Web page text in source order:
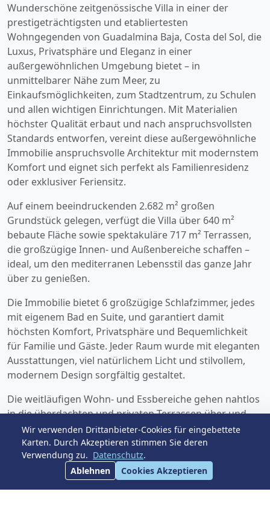
Wunderschöne zeitgenössische Villa in einer der
prestigeträchtigsten und etabliertesten
Wohngegenden von Guadalmina Baja, Costa del Sol, die
Luxus, Privatsphäre und Eleganz in einer
außergewöhnlichen Umgebung bietet – in
unmittelbarer Nähe zum Meer, zu
Einkaufsmöglichkeiten, zum Stadtzentrum, zu Schulen
und allen wichtigen Einrichtungen. Mit Materialien
höchster Qualität erbaut und nach anspruchsvollsten
Standards entworfen, vereint diese außergewöhnliche
Immobilie anspruchsvolle Architektur mit modernstem
Komfort und eignet sich perfekt als Familienresidenz
oder exklusiver Feriensitz.
Auf einem beeindruckenden 2.682 m² großen
Grundstück gelegen, verfügt die Villa über 640 m²
bebaute Fläche sowie spektakuläre 717 m² Terrassen,
die großzügige Innen- und Außenbereiche schaffen –
ideal, um den mediterranen Lebensstil das ganze Jahr
über zu genießen.
Die Immobilie bietet 6 großzügige Schlafzimmer, jedes
mit eigenem Bad en Suite, und garantiert damit
höchsten Komfort, Privatsphäre und Bequemlichkeit
für Familie und Gäste. Jeder Raum wurde mit eleganten
Ausstattungen, viel natürlichem Licht und stilvollem,
modernem Design sorgfältig gestaltet.
Die weitläufigen Wohn- und Essbereiche gehen nahtlos
in die überdachten und privaten Terrassen über und
schaffen den perfekten Rahmen für gesellige Stunden
im Freien, entspannte Sonnenstunden oder stilvolle
Abendessen unter freiem Himmel mit Blick auf die
wunderschön angelegte Gartenlandschaft.
Wir verwenden Drittanbieter-Cookies für eingebettete
Karten. Durch Akzeptieren stimmen Sie deren
Verwendung zu. Datenschutz.
Ablehnen
Cookies Akzeptieren